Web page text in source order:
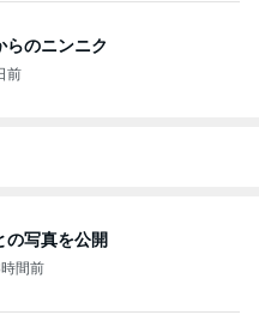
らのニンニク
前
の写真を公開
間前